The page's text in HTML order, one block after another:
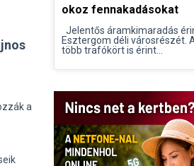
a
okoz fennakadásokat
Jelentős áramkimaradás
Esztergom déli városrészét.
több trafókört is érint...